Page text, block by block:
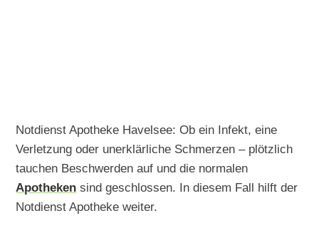
Notdienst Apotheke Havelsee: Ob ein Infekt, eine
Verletzung oder unerklärliche Schmerzen – plötzlich
tauchen Beschwerden auf und die normalen
Apotheken sind geschlossen. In diesem Fall hilft der
Notdienst Apotheke weiter.